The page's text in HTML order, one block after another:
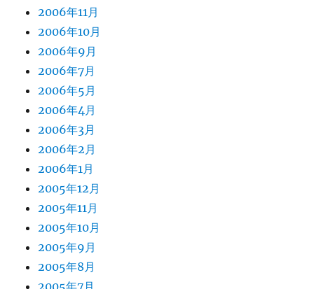
2006年11月
2006年10月
2006年9月
2006年7月
2006年5月
2006年4月
2006年3月
2006年2月
2006年1月
2005年12月
2005年11月
2005年10月
2005年9月
2005年8月
2005年7月